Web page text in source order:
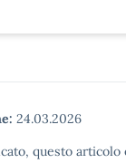
24.03.2026
questo